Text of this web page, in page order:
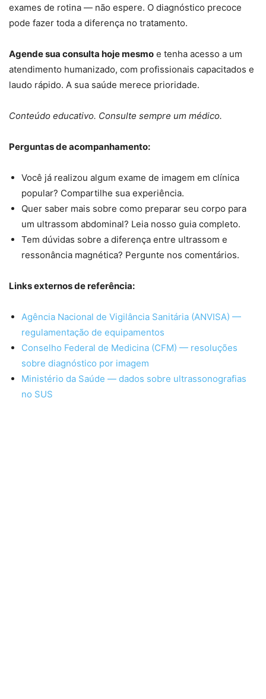
exames de rotina — não espere. O diagnóstico precoce
pode fazer toda a diferença no tratamento.
Agende sua consulta hoje mesmo e tenha acesso a um
atendimento humanizado, com profissionais capacitados e
laudo rápido. A sua saúde merece prioridade.
Conteúdo educativo. Consulte sempre um médico.
Perguntas de acompanhamento:
Você já realizou algum exame de imagem em clínica
popular? Compartilhe sua experiência.
Quer saber mais sobre como preparar seu corpo para
um ultrassom abdominal? Leia nosso guia completo.
Tem dúvidas sobre a diferença entre ultrassom e
ressonância magnética? Pergunte nos comentários.
Links externos de referência:
Agência Nacional de Vigilância Sanitária (ANVISA) —
regulamentação de equipamentos
Conselho Federal de Medicina (CFM) — resoluções
sobre diagnóstico por imagem
Ministério da Saúde — dados sobre ultrassonografias
no SUS